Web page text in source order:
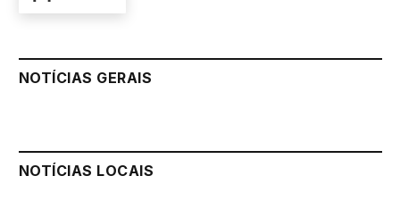
NOTÍCIAS GERAIS
NOTÍCIAS LOCAIS